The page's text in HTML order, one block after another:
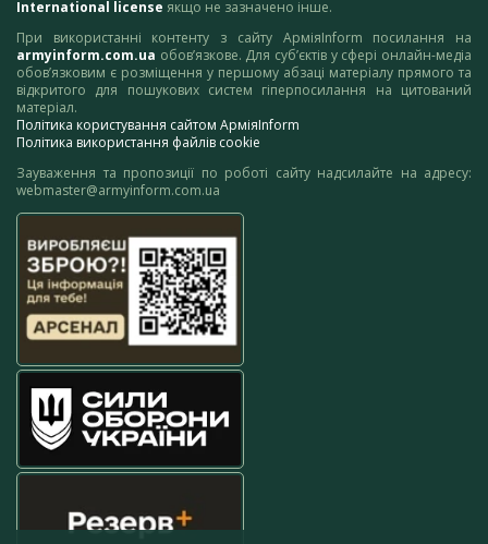
International license якщо не зазначено інше.
При використанні контенту з сайту АрміяInform посилання на
armyinform.com.ua обов’язкове. Для суб’єктів у сфері онлайн-медіа
обов’язковим є розміщення у першому абзаці матеріалу прямого та
відкритого для пошукових систем гіперпосилання на цитований
матеріал.
Політика користування сайтом АрміяInform
Політика використання файлів cookie
Зауваження та пропозиції по роботі сайту надсилайте на адресу:
webmaster@armyinform.com.ua